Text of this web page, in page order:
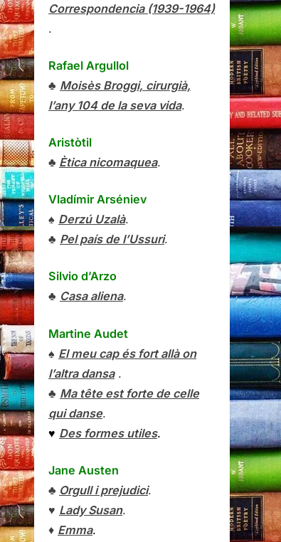
Correspondencia (1939-1964)
.
Rafael Argullol
♣ Moisès Broggi, cirurgià,
l’any 104 de la seva vida.
Aristòtil
♣ Ètica nicomaquea.
Vladímir Arséniev
♠ Derzú Uzalà.
♣ Pel país de l’Ussuri.
Silvio d’Arzo
♣ Casa aliena.
Martine Audet
♠ El meu cap és fort allà on
l’altra dansa.
♣ Ma tête est forte de celle
qui danse.
♥ Des formes utiles.
Jane Austen
♣ Orgull i prejudici.
♥ Lady Susan.
♦ Emma.